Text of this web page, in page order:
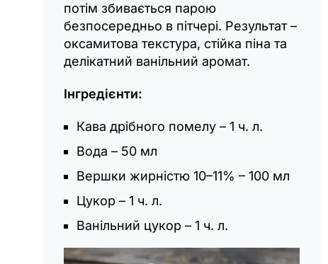
потім збивається парою
безпосередньо в пітчері. Результат –
оксамитова текстура, стійка піна та
делікатний ванільний аромат.
Інгредієнти:
Кава дрібного помелу – 1 ч. л.
Вода – 50 мл
Вершки жирністю 10–11% – 100 мл
Цукор – 1 ч. л.
Ванільний цукор – 1 ч. л.